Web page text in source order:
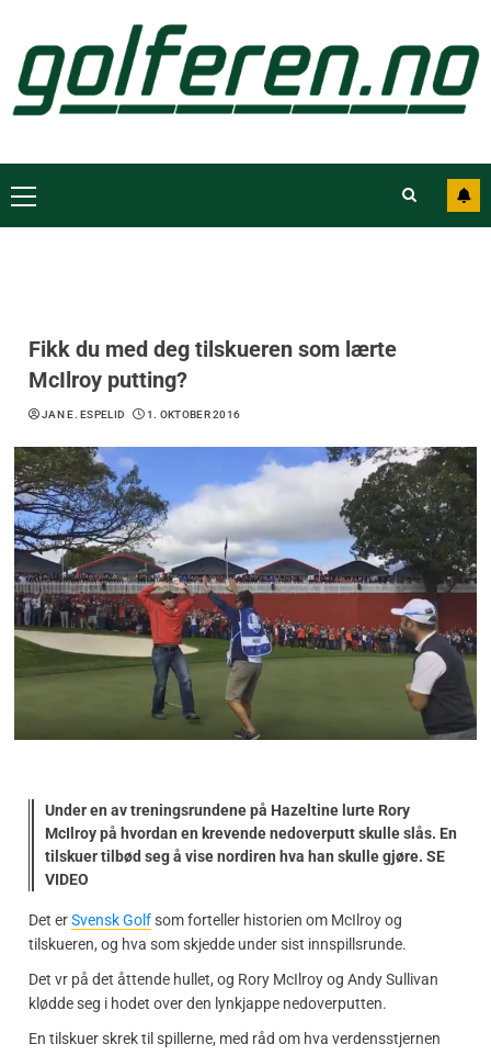
Fikk du med deg tilskueren som lærte
McIlroy putting?
JAN E. ESPELID 1. OKTOBER 2016
Under en av treningsrundene på Hazeltine lurte Rory
McIlroy på hvordan en krevende nedoverputt skulle slås. En
tilskuer tilbød seg å vise nordiren hva han skulle gjøre. SE
VIDEO
Det erSvensk Golfsom forteller historien om McIlroy og
tilskueren, og hva som skjedde under sist innspillsrunde.
Det vr på det åttende hullet, og Rory McIlroy og Andy Sullivan
klødde seg i hodet over den lynkjappe nedoverputten.
En tilskuer skrek til spillerne, med råd om hva verdensstjernen